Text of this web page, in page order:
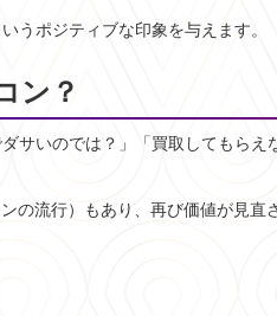
うポジティブな印象を与えます。
ン？
サいのでは？」「買取してもらえ
の流行）もあり、再び価値が見直